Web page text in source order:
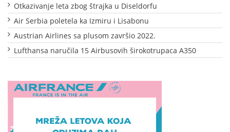
Otkazivanje leta zbog štrajka u Diseldorfu
Air Serbia poletela ka Izmiru i Lisabonu
Austrian Airlines sa plusom završio 2022.
Lufthansa naručila 15 Airbusovih širokotrupaca A350